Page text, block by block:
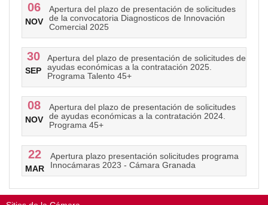
06
NOV
Apertura del plazo de presentación de solicitudes
de la convocatoria Diagnosticos de Innovación
Comercial 2025
30
SEP
Apertura del plazo de presentación de solicitudes de
ayudas económicas a la contratación 2025.
Programa Talento 45+
08
NOV
Apertura del plazo de presentación de solicitudes
de ayudas económicas a la contratación 2024.
Programa 45+
22
MAR
Apertura plazo presentación solicitudes programa
Innocámaras 2023 - Cámara Granada